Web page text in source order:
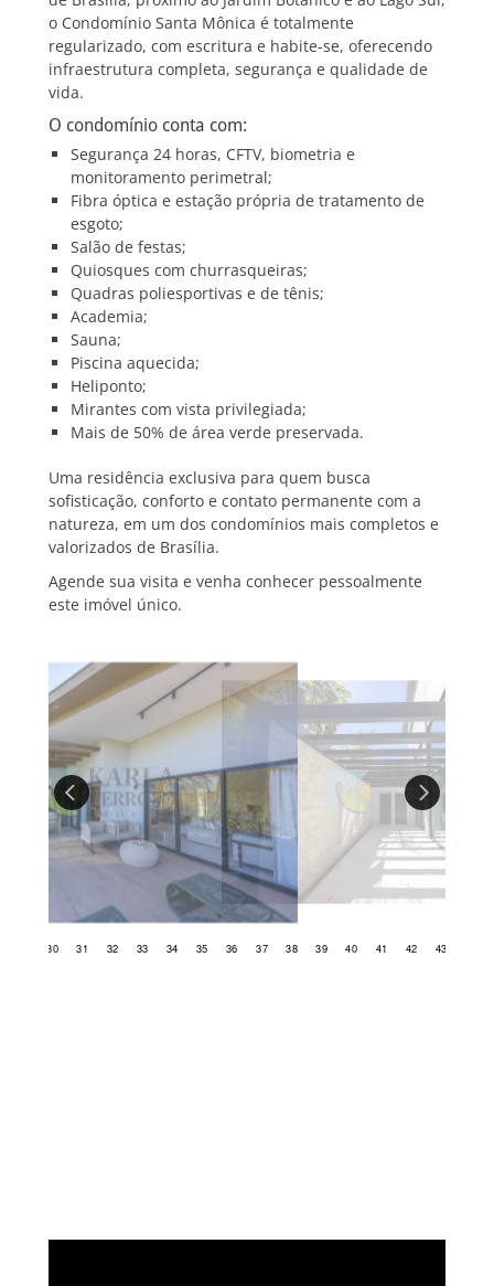
o Condomínio Santa Mônica é totalmente
regularizado, com escritura e habite-se, oferecendo
infraestrutura completa, segurança e qualidade de
vida.
O condomínio conta com:
Segurança 24 horas, CFTV, biometria e
monitoramento perimetral;
Fibra óptica e estação própria de tratamento de
esgoto;
Salão de festas;
Quiosques com churrasqueiras;
Quadras poliesportivas e de tênis;
Academia;
Sauna;
Piscina aquecida;
Heliponto;
Mirantes com vista privilegiada;
Mais de 50% de área verde preservada.
Uma residência exclusiva para quem busca
sofisticação, conforto e contato permanente com a
natureza, em um dos condomínios mais completos e
valorizados de Brasília.
Agende sua visita e venha conhecer pessoalmente
este imóvel único.